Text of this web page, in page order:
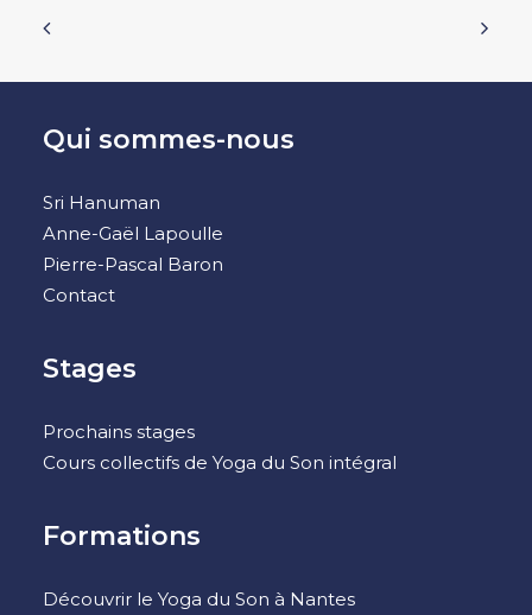
Qui sommes-nous
Sri Hanuman
Anne-Gaël Lapoulle
Pierre-Pascal Baron
Contact
Stages
Prochains stages
Cours collectifs de Yoga du Son intégral
Formations
Découvrir le Yoga du Son à Nantes